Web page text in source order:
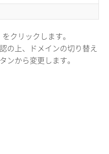
クリックします。
の上、ドメインの切り替え
ンから変更します。